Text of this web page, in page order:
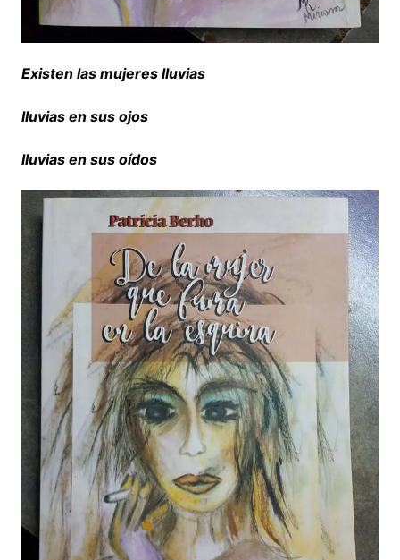
Existen las mujeres lluvias
lluvias en sus ojos
lluvias en sus oídos